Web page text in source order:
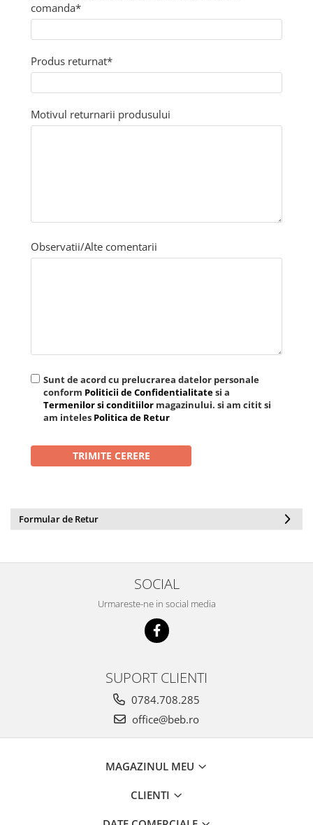
comanda*
Produs returnat*
Motivul returnarii produsului
Observatii/Alte comentarii
Sunt de acord cu prelucrarea datelor personale
conform Politicii de Confidentialitatesi a
Termenilor si conditiilor magazinului. si am citit si
am inteles Politica de Retur
Formular de Retur
SOCIAL
Urmareste-ne in social media
SUPORT CLIENTI
0784.708.285
office@beb.ro
MAGAZINUL MEU
CLIENTI